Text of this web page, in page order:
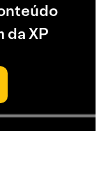
da XP